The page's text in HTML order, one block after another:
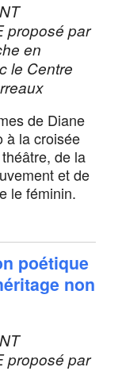
proposé par
en
le Centre
de Diane
à la croisée
de la
et de
le féminin.
poétique
non
proposé par